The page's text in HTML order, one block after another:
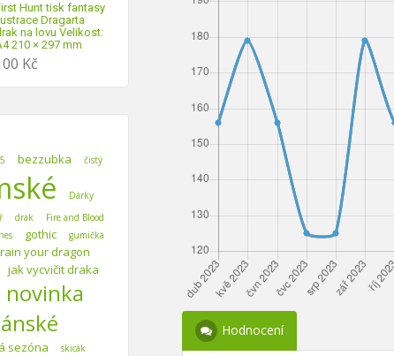
Hunt tisk fantasy
Dragarta
na lovu Velikost:
210 × 297 mm
Kč
bezzubka čistý
Dárky
drak
Fire and Blood
gothic gumička
your dragon
jak vycvičit draka
novinka
sezóna
skicák
Hodnocení